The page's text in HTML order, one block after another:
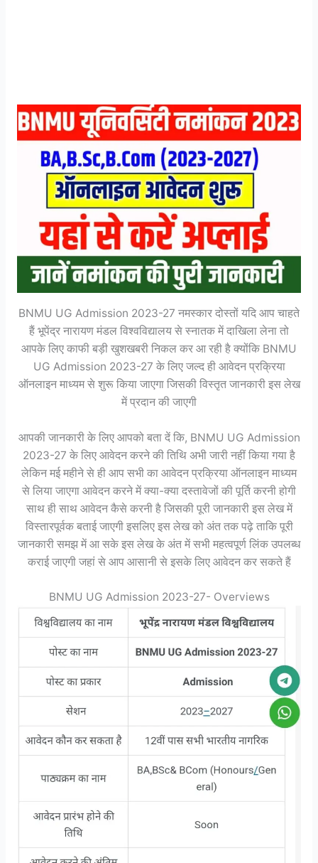
BNMU UG Admission 2023-27 नमस्कार दोस्तों यदि आप चाहते
हैं भूपेंद्र नारायण मंडल विश्वविद्यालय से स्नातक में दाखिला लेना तो
आपके लिए काफी बड़ी खुशखबरी निकल कर आ रही है क्योंकि BNMU
UG Admission 2023-27 के लिए जल्द ही आवेदन प्रक्रिया
ऑनलाइन माध्यम से शुरू किया जाएगा जिसकी विस्तृत जानकारी इस लेख
में प्रदान की जाएगी
आपकी जानकारी के लिए आपको बता दें कि, BNMU UG Admission
2023-27 के लिए आवेदन करने की तिथि अभी जारी नहीं किया गया है
लेकिन मई महीने से ही आप सभी का आवेदन प्रक्रिया ऑनलाइन माध्यम
से लिया जाएगा आवेदन करने में क्या-क्या दस्तावेजों की पूर्ति करनी होगी
साथ ही साथ आवेदन कैसे करनी है जिसकी पूरी जानकारी इस लेख में
विस्तारपूर्वक बताई जाएगी इसलिए इस लेख को अंत तक पढ़े ताकि पूरी
जानकारी समझ में आ सके इस लेख के अंत में सभी महत्वपूर्ण लिंक उपलब्ध
कराई जाएगी जहां से आप आसानी से इसके लिए आवेदन कर सकते हैं
BNMU UG Admission 2023-27- Overviews